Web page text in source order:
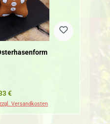
Preis:
€
Versandkosten